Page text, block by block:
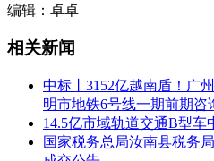
试运行前的工程验收、试运行、
仪器仪表及工具的提供、质量保
（或概算）造价24818万元。
嘉兴至枫南、嘉善至西塘市域
中标公示
编辑：卓卓
相关新闻
中标丨3152亿越南盾！广
明市地铁6号线一期前期咨
14.5亿市域轨道交通B型车
国家税务总局汝南县税务